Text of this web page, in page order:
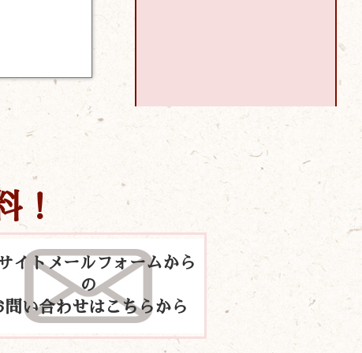
！
イトメールフォームから
の
問い合わせはこちらから